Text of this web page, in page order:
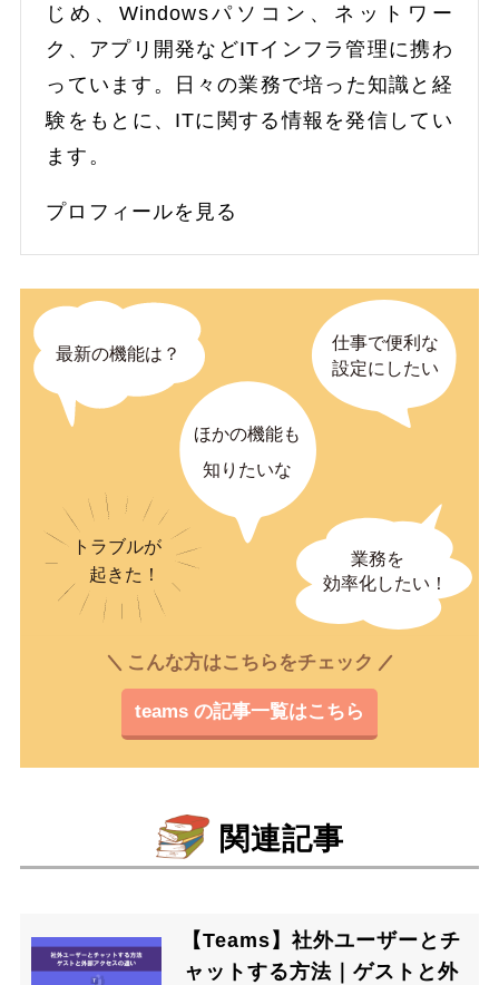
じめ、Windowsパソコン、ネットワー
ク、アプリ開発などITインフラ管理に携わ
っています。日々の業務で培った知識と経
験をもとに、ITに関する情報を発信してい
ます。
プロフィールを見る
こんな方はこちらをチェック
teams の記事一覧はこちら
関連記事
【Teams】社外ユーザーとチ
ャットする方法｜ゲストと外